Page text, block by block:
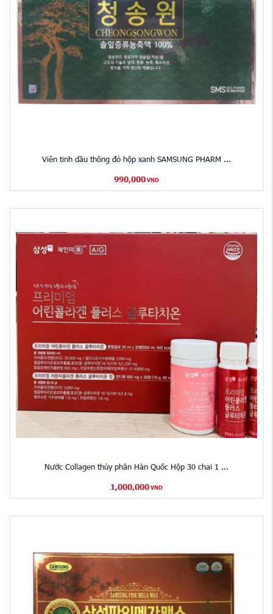
Viên tinh dầu thông đỏ hộp xanh SAMSUNG PHARM ...
990,000 VND
Nước Collagen thủy phân Hàn Quốc Hộp 30 chai 1 ...
1,000,000 VND